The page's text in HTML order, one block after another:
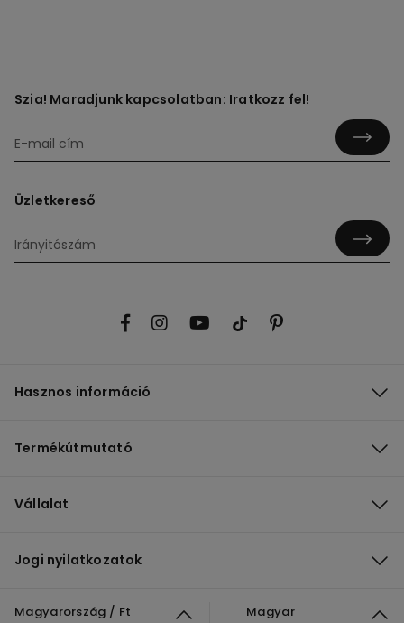
Szia! Maradjunk kapcsolatban: Iratkozz fel!
Üzletkereső
Hasznos információ
Termékútmutató
Vállalat
Jogi nyilatkozatok
Magyarország / Ft Magyar